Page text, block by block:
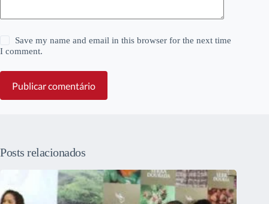
Save my name and email in this browser for the next time
I comment.
Publicar comentário
Posts relacionados